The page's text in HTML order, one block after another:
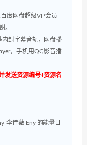
度网盘超级VIP会员
。
内封字幕音轨，网盘播
，手机用QQ影音播
发送资源编号+资源名
李佳薇 Eny 的能量日